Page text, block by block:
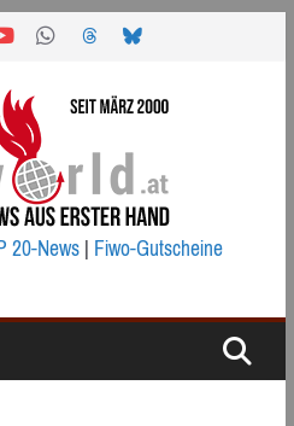
20-News|Fiwo-Gutscheine